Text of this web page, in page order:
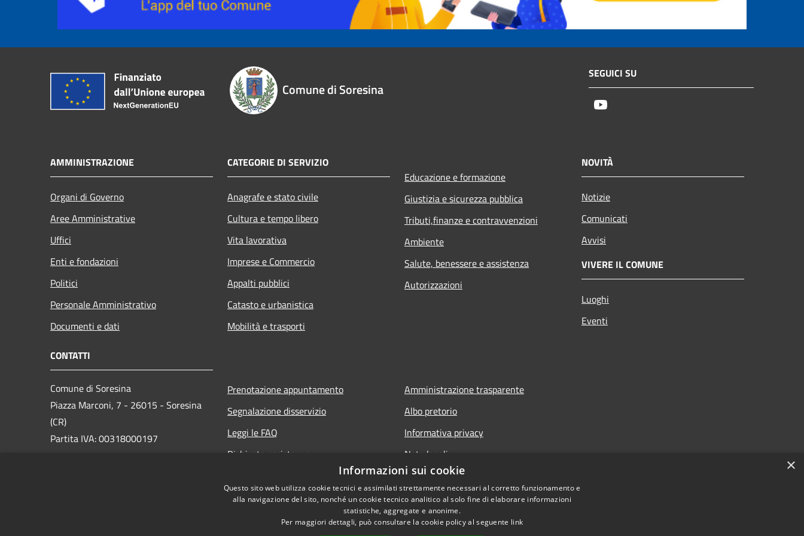
Comune di Soresina
SEGUICI SU
AMMINISTRAZIONE
Organi di Governo
Aree Amministrative
Uffici
Enti e fondazioni
Politici
Personale Amministrativo
Documenti e dati
CATEGORIE DI SERVIZIO
Anagrafe e stato civile
Cultura e tempo libero
Vita lavorativa
Imprese e Commercio
Appalti pubblici
Catasto e urbanistica
Mobilità e trasporti
Educazione e formazione
Giustizia e sicurezza pubblica
Tributi,finanze e contravvenzioni
Ambiente
Salute, benessere e assistenza
Autorizzazioni
NOVITÀ
Notizie
Comunicati
Avvisi
VIVERE IL COMUNE
Luoghi
Eventi
CONTATTI
Comune di Soresina
Piazza Marconi, 7 - 26015 - Soresina
(CR)
Partita IVA: 00318000197
comune.soresina@pec.regione.lombardia.it
Prenotazione appuntamento
Segnalazione disservizio
Leggi le FAQ
Richiesta assistenza
Amministrazione trasparente
Albo pretorio
Informativa privacy
Note legali
Dichiarazione di accessibilità
×
Informazioni sui cookie
Questo sito web utilizza cookie tecnici e assimilati strettamente necessari al corretto funzionamento e
alla navigazione del sito, nonché un cookie tecnico analitico al solo fine di elaborare informazioni
statistiche, aggregate e anonime.
Per maggiori dettagli, può consultare la cookie policy al seguente link